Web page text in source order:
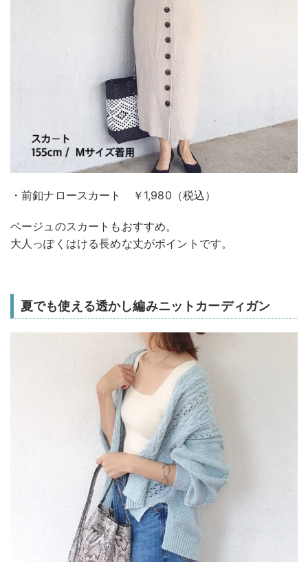
・前釦ナロースカート ￥1,980（税込）
ベージュのスカートもおすすめ。
大人っぽくはける長めな丈がポイントです。
夏でも使える透かし編みニットカーディガン